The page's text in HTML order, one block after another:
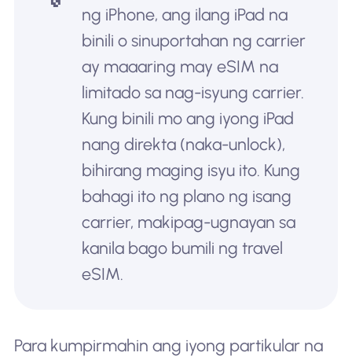
ng iPhone, ang ilang iPad na
binili o sinuportahan ng carrier
ay maaaring may eSIM na
limitado sa nag-isyung carrier.
Kung binili mo ang iyong iPad
nang direkta (naka-unlock),
bihirang maging isyu ito. Kung
bahagi ito ng plano ng isang
carrier, makipag-ugnayan sa
kanila bago bumili ng travel
eSIM.
Para kumpirmahin ang iyong partikular na